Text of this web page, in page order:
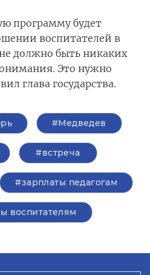
программу будет
воспитателей в
не должно быть никаких
Это нужно
глава государства.
#Медведев
#встреча
#зарплаты педагогам
воспитателям